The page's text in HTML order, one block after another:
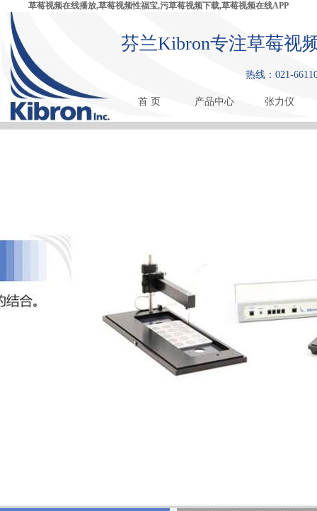
草莓视频在线播放,草莓视频性福宝,污草莓视频下载,草莓视频在线APP
芬兰Kibron专注草莓视频
热线：021-
首 页 产品中心 张力仪